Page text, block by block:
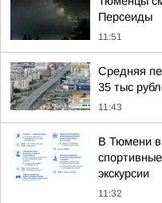
Персеиды
11:51
Средняя
35 тыс
11:43
В Тюмени в
экскурсии
11:32